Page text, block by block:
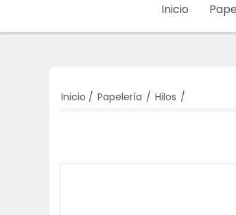
Inicio
Inicio / Papelería / Hilos /